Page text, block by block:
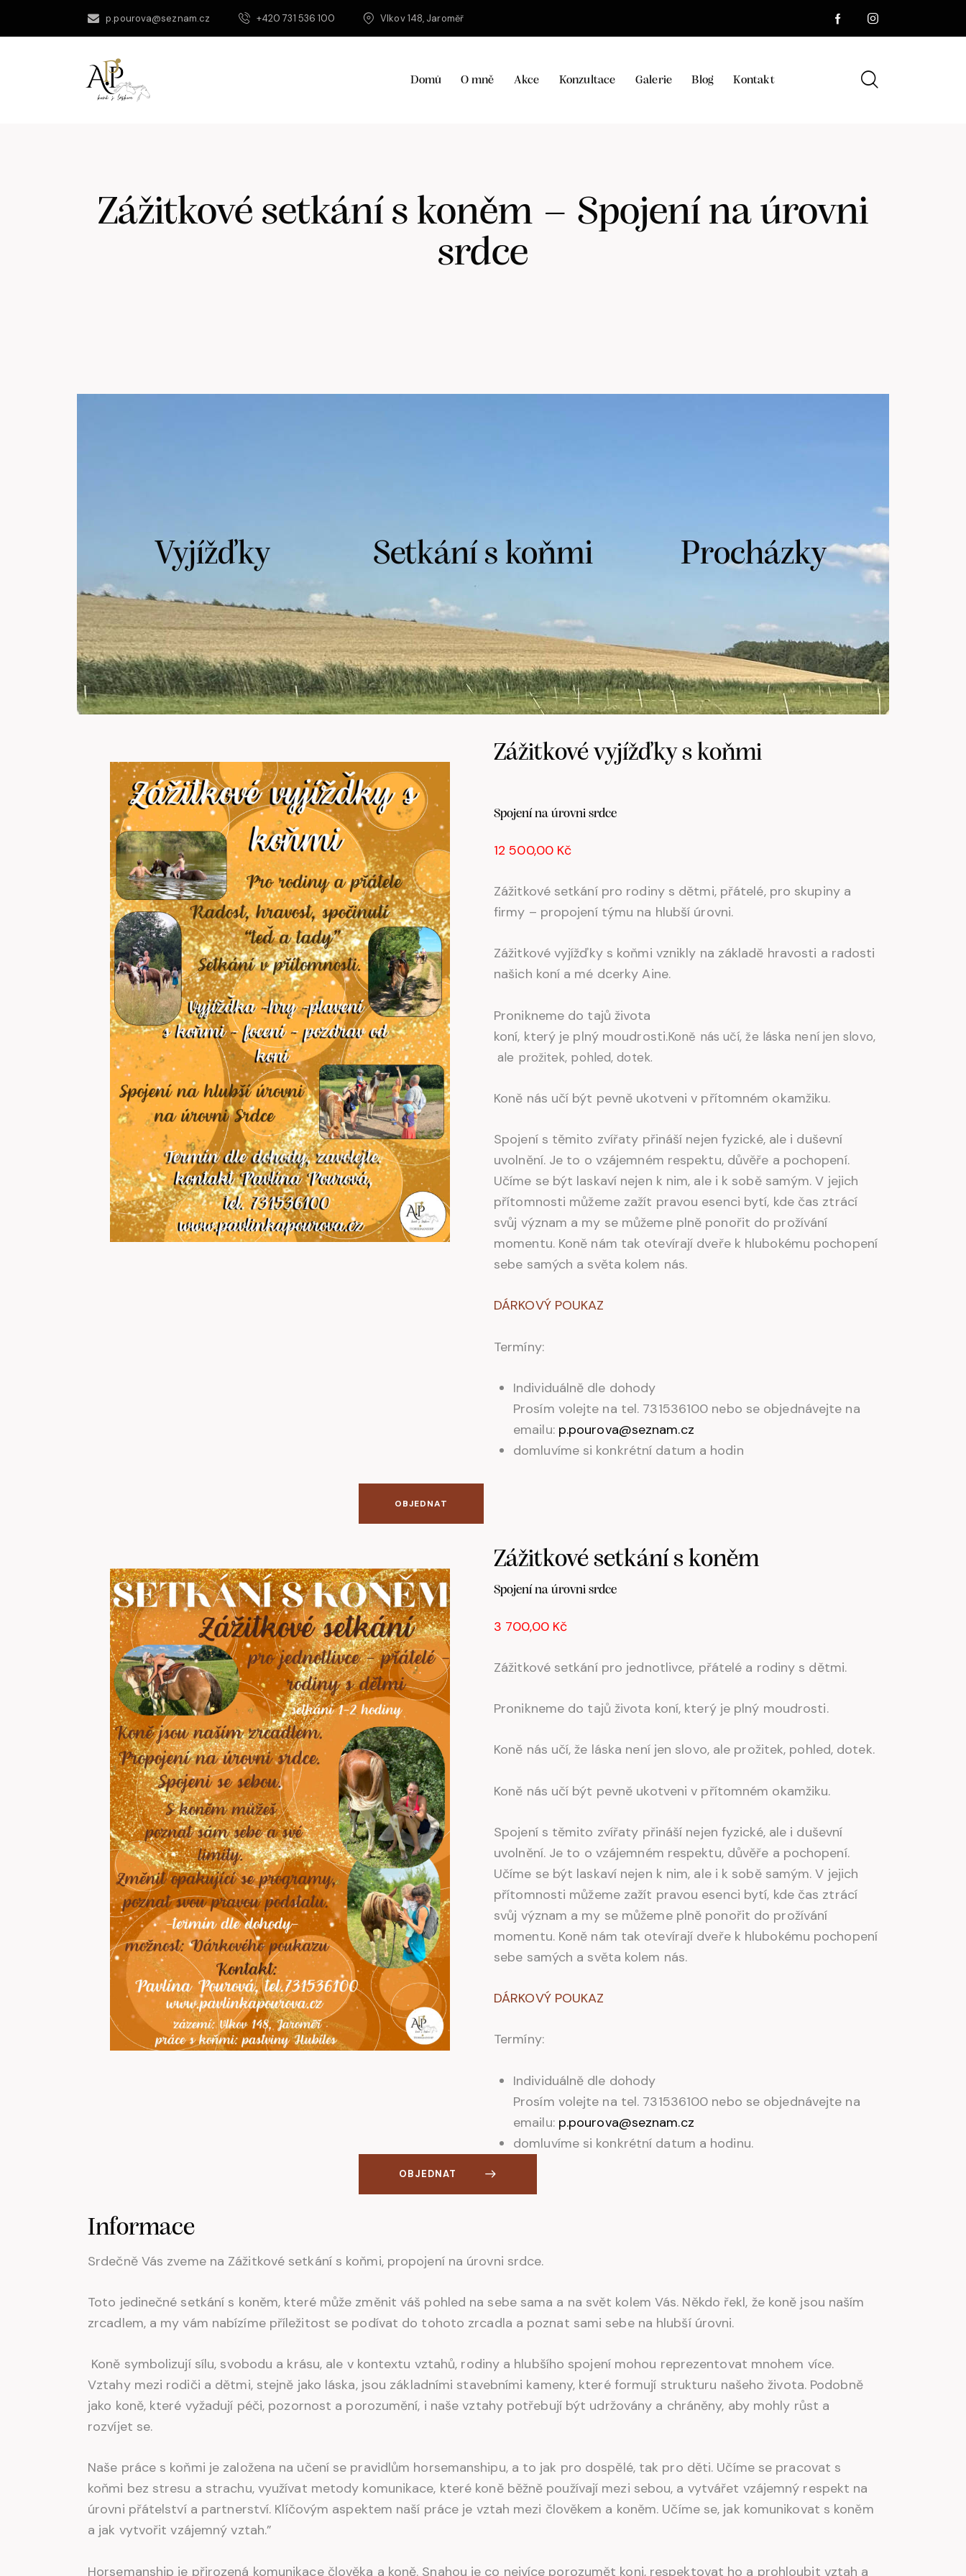
p.pourova@seznam.cz +420 731 536 100 Vlkov 148, Jaroměř
Domů O mně Akce Konzultace Galerie Blog Kontakt
Zážitkové setkání s koněm – Spojení na úrovni
srdce
Vyjížďky Setkání s koňmi Procházky
Zážitkové vyjížďky s koňmi
Spojení na úrovni srdce
12 500,00 Kč
Zážitkové setkání pro rodiny s dětmi, přátelé, pro skupiny a
firmy – propojení týmu na hlubší úrovni.
Zážitkové vyjížďky s koňmi vznikly na základě hravosti a radosti
našich koní a mé dcerky Aine.
Pronikneme do tajů života
koní, který je plný moudrosti.Koně nás učí, že láska není jen slovo,
ale prožitek, pohled, dotek.
Koně nás učí být pevně ukotveni v přítomném okamžiku.
Spojení s těmito zvířaty přináší nejen fyzické, ale i duševní
uvolnění. Je to o vzájemném respektu, důvěře a pochopení.
Učíme se být laskaví nejen k nim, ale i k sobě samým. V jejich
přítomnosti můžeme zažít pravou esenci bytí, kde čas ztrácí
svůj význam a my se můžeme plně ponořit do prožívání
momentu. Koně nám tak otevírají dveře k hlubokému pochopení
sebe samých a světa kolem nás.
DÁRKOVÝ POUKAZ
Termíny:
Individuálně dle dohody
Prosím volejte na tel. 731536100 nebo se objednávejte na
emailu: p.pourova@seznam.cz
domluvíme si konkrétní datum a hodin
OBJEDNAT
Zážitkové setkání s koněm
Spojení na úrovni srdce
3 700,00 Kč
Zážitkové setkání pro jednotlivce, přátelé a rodiny s dětmi.
Pronikneme do tajů života koní, který je plný moudrosti.
Koně nás učí, že láska není jen slovo, ale prožitek, pohled, dotek.
Koně nás učí být pevně ukotveni v přítomném okamžiku.
Spojení s těmito zvířaty přináší nejen fyzické, ale i duševní
uvolnění. Je to o vzájemném respektu, důvěře a pochopení.
Učíme se být laskaví nejen k nim, ale i k sobě samým. V jejich
přítomnosti můžeme zažít pravou esenci bytí, kde čas ztrácí
svůj význam a my se můžeme plně ponořit do prožívání
momentu. Koně nám tak otevírají dveře k hlubokému pochopení
sebe samých a světa kolem nás.
DÁRKOVÝ POUKAZ
Termíny:
Individuálně dle dohody
Prosím volejte na tel. 731536100 nebo se objednávejte na
emailu: p.pourova@seznam.cz
domluvíme si konkrétní datum a hodinu.
OBJEDNAT
Informace
Srdečně Vás zveme na Zážitkové setkání s koňmi, propojení na úrovni srdce.
Toto jedinečné setkání s koněm, které může změnit váš pohled na sebe sama a na svět kolem Vás. Někdo řekl, že koně jsou naším
zrcadlem, a my vám nabízíme příležitost se podívat do tohoto zrcadla a poznat sami sebe na hlubší úrovni.
Koně symbolizují sílu, svobodu a krásu, ale v kontextu vztahů, rodiny a hlubšího spojení mohou reprezentovat mnohem více.
Vztahy mezi rodiči a dětmi, stejně jako láska, jsou základními stavebními kameny, které formují strukturu našeho života. Podobně
jako koně, které vyžadují péči, pozornost a porozumění, i naše vztahy potřebují být udržovány a chráněny, aby mohly růst a
rozvíjet se.
Naše práce s koňmi je založena na učení se pravidlům horsemanshipu, a to jak pro dospělé, tak pro děti. Učíme se pracovat s
koňmi bez stresu a strachu, využívat metody komunikace, které koně běžně používají mezi sebou, a vytvářet vzájemný respekt na
úrovni přátelství a partnerství. Klíčovým aspektem naší práce je vztah mezi člověkem a koněm. Učíme se, jak komunikovat s koněm
a jak vytvořit vzájemný vztah.”
Horsemanship je přirozená komunikace člověka a koně. Snahou je co nejvíce porozumět koni, respektovat ho a prohloubit vztah a